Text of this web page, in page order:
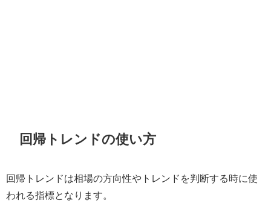
回帰トレンドの使い方
回帰トレンドは相場の方向性やトレンドを判断する時に使
われる指標となります。